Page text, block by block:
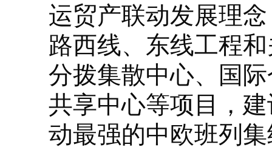
运贸产联动发展理
路西线、东线工程
分拨集散中心、国
共享中心等项目，
动最强的中欧班列